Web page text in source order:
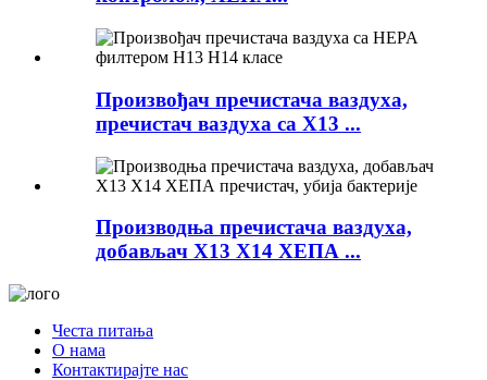
Произвођач пречистача ваздуха,
пречистач ваздуха са Х13 ...
Производња пречистача ваздуха,
добављач Х13 Х14 ХЕПА ...
Честа питања
О нама
Контактирајте нас